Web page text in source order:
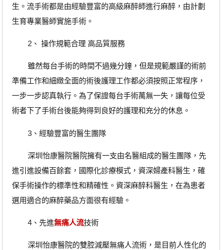
生。流手術都是由經驗豐富的高級麻醉師進行麻醉，由計劃
生育專業醫師實施手術。
2、 操作規範合理 高品質服務
雖然每台手術的時間不過幾分鐘，但是規範嚴謹的術前
準備工作和細緻全面的術後護理工作都必須按照正常程序，
一步一步認真執行。為了保證每台手術萬無一失，讓每位受
術者下了手術台後能夠得到良好的護理和充分的休息。
3、經驗豐富的醫生團隊
深圳怡康醫院醫院擁有一支由名醫組成的醫生團隊，先
進引進設備百餘套，國際化診療模式，資深婦產科醫生，確
保手術操作的標準性和精確性。資深麻醉科醫生，在為患者
選用適合的麻醉藥品方面很有經驗。
4、先進無痛人流技術
深圳怡康醫院的雙腔減壓無痛人流術，是目前人性化的